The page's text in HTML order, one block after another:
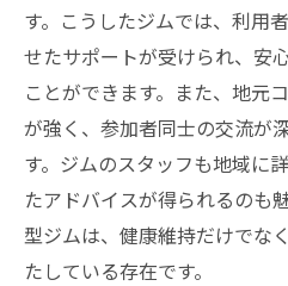
体幹を鍛えるスト
疲労回復に効くスト
名古屋市で人気急上昇
力を探る
人気の理由はここに
実際に体験した人々
新たなフィットネス
す。こうしたジムでは、利用
せたサポートが受けられ、安
ことができます。また、地元
が強く、参加者同士の交流が
す。ジムのスタッフも地域に
たアドバイスが得られるのも
型ジムは、健康維持だけでな
たしている存在です。